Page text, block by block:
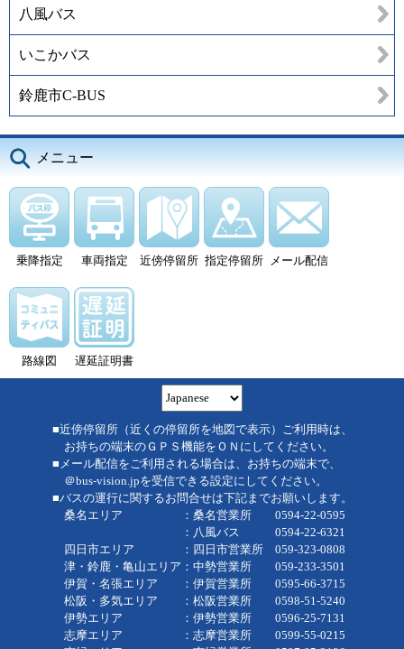
八風バス
いこかバス
鈴鹿市C-BUS
メニュー
乗降指定 車両指定 近傍停留所 指定停留所 メール配信
路線図 遅延証明書
■近傍停留所（近くの停留所を地図で表示）ご利用時は、
お持ちの端末のＧＰＳ機能をＯＮにしてください。
■メール配信をご利用される場合は、お持ちの端末で、
＠bus-vision.jpを受信できる設定にしてください。
■バスの運行に関するお問合せは下記までお願いします。
桑名エリア ：桑名営業所 0594-22-0595
：八風バス 0594-22-6321
四日市エリア ：四日市営業所 059-323-0808
津・鈴鹿・亀山エリア：中勢営業所 059-233-3501
伊賀・名張エリア ：伊賀営業所 0595-66-3715
松阪・多気エリア ：松阪営業所 0598-51-5240
伊勢エリア ：伊勢営業所 0596-25-7131
志摩エリア ：志摩営業所 0599-55-0215